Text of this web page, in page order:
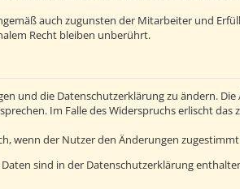
auch zugunsten der Mitarbeiter und
Recht bleiben unberührt.
und die Datenschutzerklärung zu ändern.
Im Falle des Widerspruchs erlischt
wenn der Nutzer den Änderungen
sind in der Datenschutzerklärung